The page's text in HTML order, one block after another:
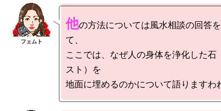
他の方法については風水相談の回答
て、
ここでは、なぜ人の身体を浄化した石
スト）を